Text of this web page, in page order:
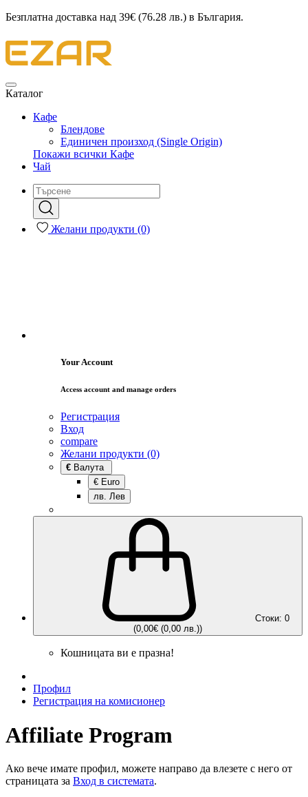
Безплатна доставка над 39€ (76.28 лв.) в България.
Каталог
Кафе
Блендове
Единичен произход (Single Origin)
Покажи всички Кафе
Чай
Желани продукти (0)
Your Account
Access account and manage orders
Регистрация
Вход
compare
Желани продукти (0)
€ Валута
€ Euro
лв. Лев
Стоки: 0
(0,00€ (0,00 лв.))
Кошницата ви е празна!
Профил
Регистрация на комисионер
Affiliate Program
Ако вече имате профил, можете направо да влезете с него от
страницата за Вход в системата.